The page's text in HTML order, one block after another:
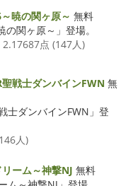
暁の関ヶ原～ 無料
関ヶ原～」登場。
点 (147人)
戦士ダンバインFWN 無
士ダンバインFWN」登
人)
ーム～神撃NJ 無料